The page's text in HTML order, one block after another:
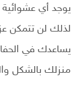
يوجد أي
لذلك لن تتمكن
يساعدك في
منزلك بالشكل